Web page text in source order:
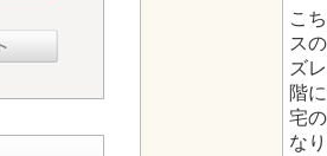
こ
ス
ズ
階
宅
な